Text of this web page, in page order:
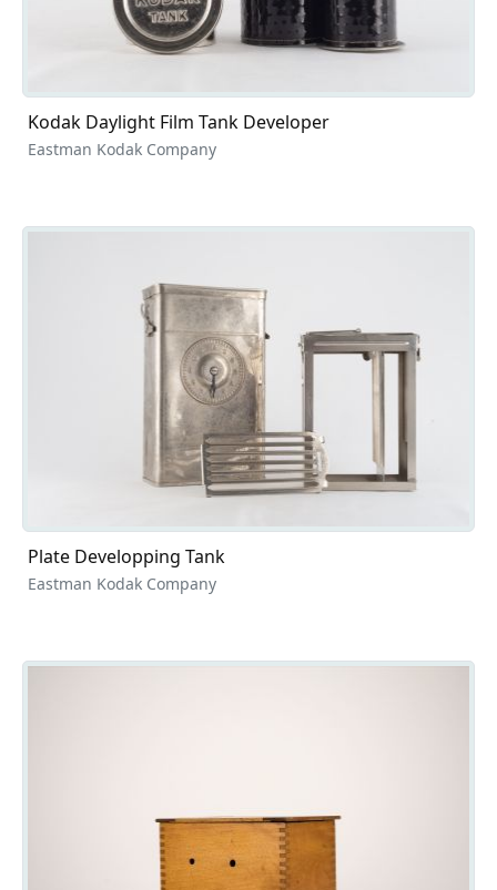
Kodak Daylight Film Tank Developer
Eastman Kodak Company
Plate Developping Tank
Eastman Kodak Company